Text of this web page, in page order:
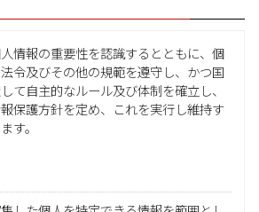
情報の重要性を認識するとともに、個
令及びその他の規範を遵守し、かつ国
て自主的なルール及び体制を確立し、
保護方針を定め、これを実行し維持す
す。